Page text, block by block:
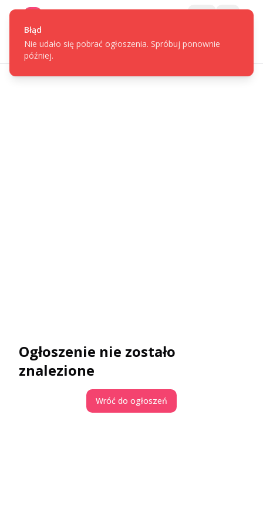
Ogłoszenie nie zostało
znalezione
Wróć do ogłoszeń
Błąd
Nie udało się pobrać ogłoszenia. Spróbuj ponownie
później.